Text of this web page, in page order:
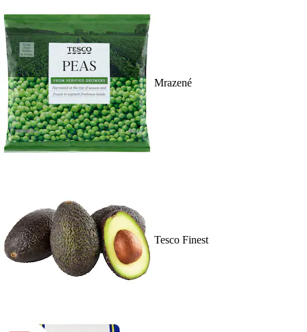
Mrazené
Tesco Finest